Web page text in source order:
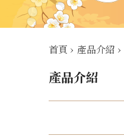
首頁 › 產品介紹 ›
產品介紹